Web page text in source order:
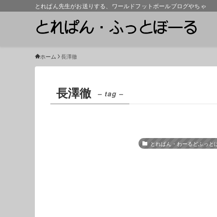
とれぱん先生がお送りする、ワールドフットボールブログやちゃ
ホーム 長澤徹
長澤徹 – tag –
とれぱん・わーるどふっと